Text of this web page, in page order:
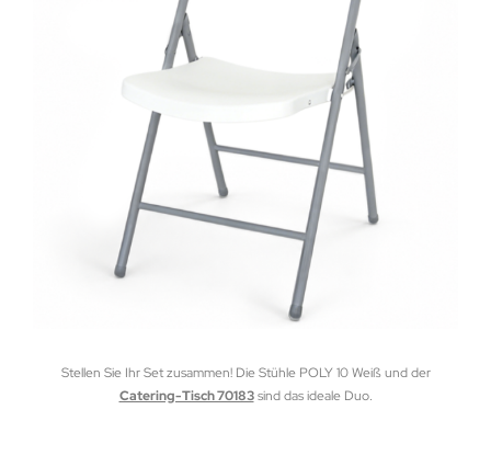
Stellen Sie Ihr Set zusammen! Die Stühle POLY 10 Weiß und der
Catering-Tisch 70183sind das ideale Duo.